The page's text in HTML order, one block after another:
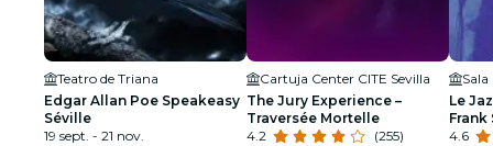
Teatro de Triana
Edgar Allan Poe Speakeasy
Séville
19 sept. - 21 nov.
Cartuja Center CITE Sevilla
The Jury Experience –
Traversée Mortelle
4.2
(255)
Le
Frank
4.6